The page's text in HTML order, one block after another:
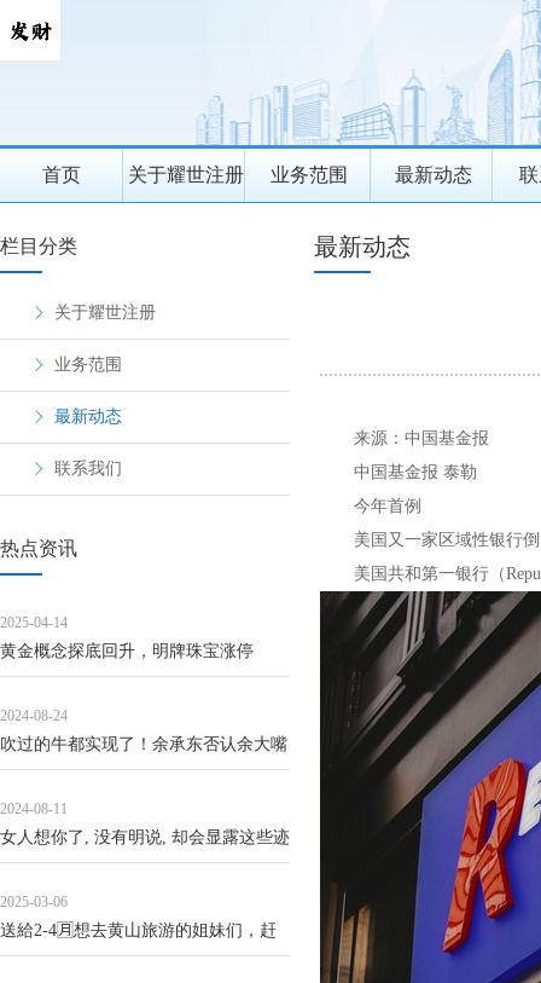
首页 关于耀世注册 业务范围 最新动态
栏目分类
关于耀世注册
业务范围
最新动态
联系我们
热点资讯
2025-04-14
黄金概念探底回升，明牌珠宝涨停
2024-08-24
吹过的牛都实现了！余承东否认余大嘴
2024-08-11
女人想你了, 没有明说, 却会显露这些迹
2025-03-06
送給2-4🈷️想去黄山旅游的姐妹们，赶
最新动态
来源：中国基金报
中国基金报 泰勒
今年首例
美国又一家区域性银行倒
美国共和第一银行（